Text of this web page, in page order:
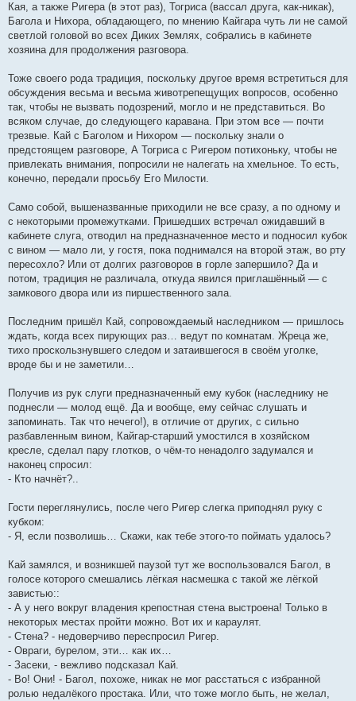
Кая, а также Ригера (в этот раз), Тогриса (вассал друга, как-никак),
Багола и Нихора, обладающего, по мнению Кайгара чуть ли не самой
светлой головой во всех Диких Землях, собрались в кабинете
хозяина для продолжения разговора.
Тоже своего рода традиция, поскольку другое время встретиться для
обсуждения весьма и весьма животрепещущих вопросов, особенно
так, чтобы не вызвать подозрений, могло и не представиться. Во
всяком случае, до следующего каравана. При этом все — почти
трезвые. Кай с Баголом и Нихором — поскольку знали о
предстоящем разговоре, А Тогриса с Ригером потихоньку, чтобы не
привлекать внимания, попросили не налегать на хмельное. То есть,
конечно, передали просьбу Его Милости.
Само собой, вышеназванные приходили не все сразу, а по одному и
с некоторыми промежутками. Пришедших встречал ожидавший в
кабинете слуга, отводил на предназначенное место и подносил кубок
с вином — мало ли, у гостя, пока поднимался на второй этаж, во рту
пересохло? Или от долгих разговоров в горле запершило? Да и
потом, традиция не различала, откуда явился приглашённый — с
замкового двора или из пиршественного зала.
Последним пришёл Кай, сопровождаемый наследником — пришлось
ждать, когда всех пирующих раз… ведут по комнатам. Жреца же,
тихо проскользнувшего следом и затаившегося в своём уголке,
вроде бы и не заметили…
Получив из рук слуги предназначенный ему кубок (наследнику не
поднесли — молод ещё. Да и вообще, ему сейчас слушать и
запоминать. Так что нечего!), в отличие от других, с сильно
разбавленным вином, Кайгар-старший умостился в хозяйском
кресле, сделал пару глотков, о чём-то ненадолго задумался и
наконец спросил:
- Кто начнёт?..
Гости переглянулись, после чего Ригер слегка приподнял руку с
кубком:
- Я, если позволишь… Скажи, как тебе этого-то поймать удалось?
Кай замялся, и возникшей паузой тут же воспользовался Багол, в
голосе которого смешались лёгкая насмешка с такой же лёгкой
завистью::
- А у него вокруг владения крепостная стена выстроена! Только в
некоторых местах пройти можно. Вот их и караулят.
- Стена? - недоверчиво переспросил Ригер.
- Овраги, бурелом, эти… как их…
- Засеки, - вежливо подсказал Кай.
- Во! Они! - Багол, похоже, никак не мог расстаться с избранной
ролью недалёкого простака. Или, что тоже могло быть, не желал,